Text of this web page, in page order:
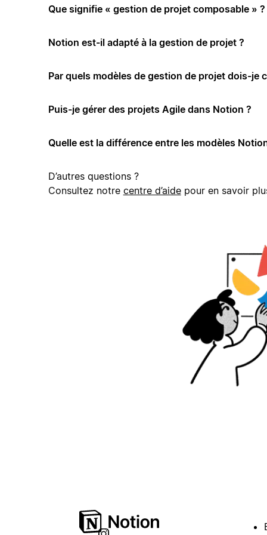
Que signifie « gestion de projet composable » ?
Notion est-il adapté à la gestion de projet ?
Par quels modèles de gestion de projet dois-je
Puis-je gérer des projets Agile dans Notion ?
Quelle est la différence entre les modèles
D’autres questions ?
Consultez notre centre d’aidepour en savoir